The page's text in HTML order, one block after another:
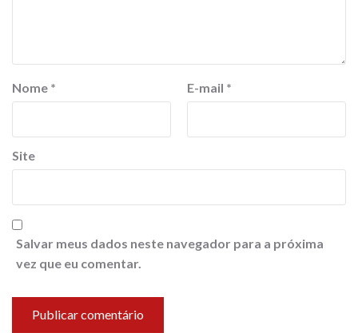
Nome * E-mail *
Site
Salvar meus dados neste navegador para a próxima
vez que eu comentar.